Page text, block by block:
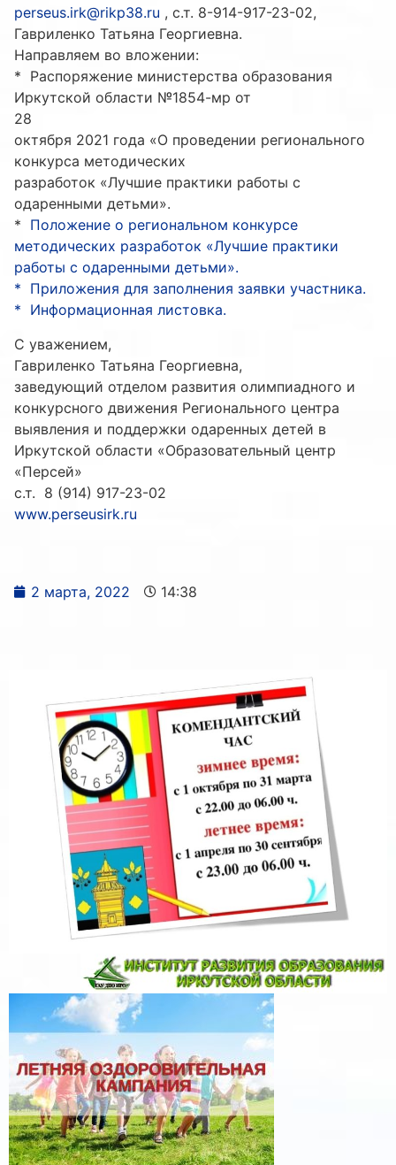
perseus.irk@rikp38.ru , с.т. 8-914-917-23-02,
Гавриленко Татьяна Георгиевна.
Направляем во вложении:
* Распоряжение министерства образования
Иркутской области №1854-мр от
28
октября 2021 года «О проведении регионального
конкурса методических
разработок «Лучшие практики работы с
одаренными детьми».
* Положение о региональном конкурсе
методических разработок «Лучшие практики
работы с одаренными детьми».
* Приложения для заполнения заявки участника.
* Информационная листовка.
С уважением,
Гавриленко Татьяна Георгиевна,
заведующий отделом развития олимпиадного и
конкурсного движения Регионального центра
выявления и поддержки одаренных детей в
Иркутской области «Образовательный центр
«Персей»
с.т. 8 (914) 917-23-02
www.perseusirk.ru
2 марта, 2022 14:38